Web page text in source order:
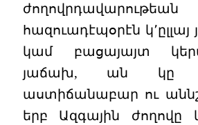
ժողովրդավարութեան
հազուադէպօրէն
կամ բացայայտ
յաճախ, ան կը
աստիճանաբար ու
երբ Ազգային ժողովը